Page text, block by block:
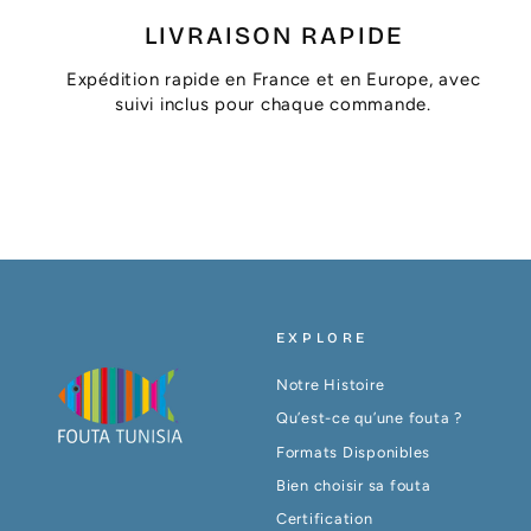
LIVRAISON RAPIDE
Expédition rapide en France et en Europe, avec
suivi inclus pour chaque commande.
EXPLORE
Notre Histoire
Qu’est-ce qu’une fouta ?
Formats Disponibles
Bien choisir sa fouta
Certification